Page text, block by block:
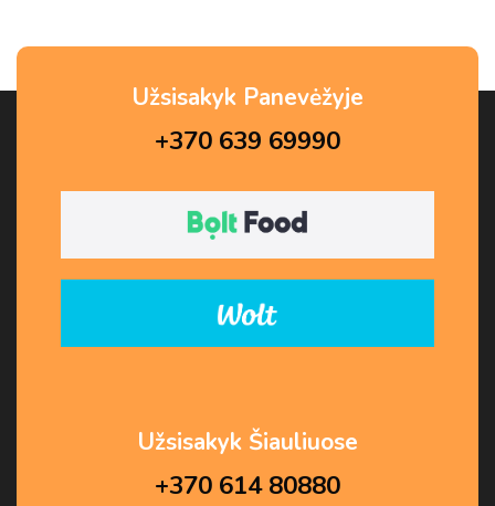
Užsisakyk Panevėžyje
+370 639 69990
Užsisakyk Šiauliuose
+370 614 80880